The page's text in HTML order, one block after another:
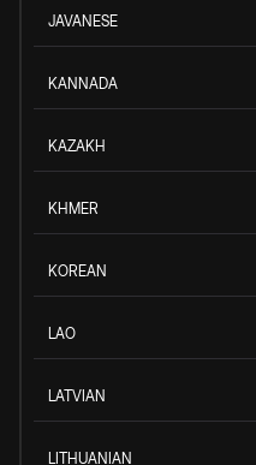
JAVANESE
KANNADA
KAZAKH
KHMER
KOREAN
LAO
LATVIAN
LITHUANIAN